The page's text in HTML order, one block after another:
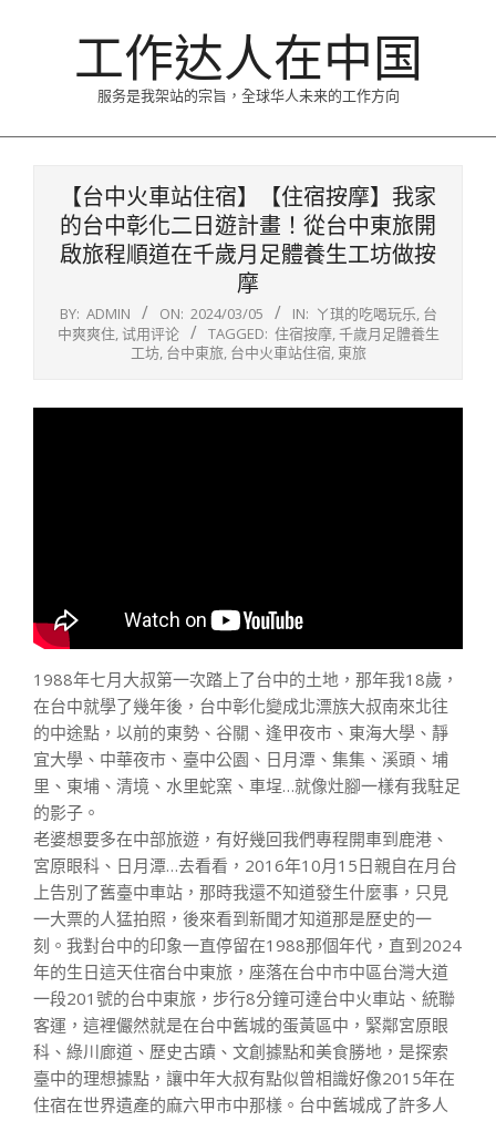
工作达人在中国
服务是我架站的宗旨，全球华人未来的工作方向
【台中火車站住宿】【住宿按摩】我家
的台中彰化二日遊計畫！從台中東旅開
啟旅程順道在千歲月足體養生工坊做按
摩
BY: ADMIN ON: 2024/03/05 IN: ㄚ琪的吃喝玩乐, 台
中爽爽住, 试用评论 TAGGED: 住宿按摩,千歲月足體養生
工坊, 台中東旅, 台中火車站住宿, 東旅
1988年七月大叔第一次踏上了台中的土地，那年我18歲，
在台中就學了幾年後，台中彰化變成北漂族大叔南來北往
的中途點，以前的東勢、谷關、逢甲夜市、東海大學、靜
宜大學、中華夜市、臺中公園、日月潭、集集、溪頭、埔
里、東埔、清境、水里蛇窯、車埕…就像灶腳一樣有我駐足
的影子。
老婆想要多在中部旅遊，有好幾回我們專程開車到鹿港、
宮原眼科、日月潭…去看看，2016年10月15日親自在月台
上告別了舊臺中車站，那時我還不知道發生什麼事，只見
一大票的人猛拍照，後來看到新聞才知道那是歷史的一
刻。我對台中的印象一直停留在1988那個年代，直到2024
年的生日這天住宿台中東旅，座落在台中市中區台灣大道
一段201號的台中東旅，步行8分鐘可達台中火車站、統聯
客運，這裡儼然就是在台中舊城的蛋黃區中，緊鄰宮原眼
科、綠川廊道、歷史古蹟、文創據點和美食勝地，是探索
臺中的理想據點，讓中年大叔有點似曾相識好像2015年在
住宿在世界遺產的麻六甲市中那樣。台中舊城成了許多人